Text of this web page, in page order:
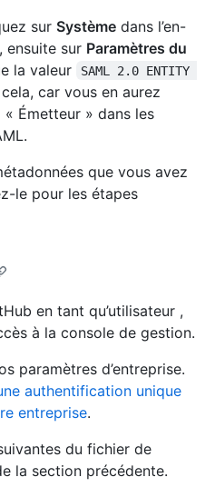
sur Système dans l’en-
, ensuite sur Paramètres du
la valeur
SAML 2.0 ENTITY
car vous en aurez
Émetteur » dans les
que vous avez
le pour les étapes
en tant qu’utilisateur ,
à la console de gestion.
paramètres d’entreprise.
authentification unique
entreprise.
du fichier de
la section précédente.